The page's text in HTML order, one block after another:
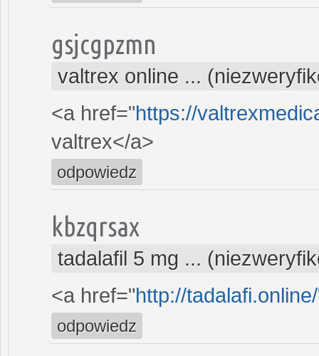
gsjcgpzmn
valtrex online ...
<a href="https://
valtrex</a>
odpowiedz
kbzqrsax
tadalafil 5 mg ...
<a href="http://
odpowiedz